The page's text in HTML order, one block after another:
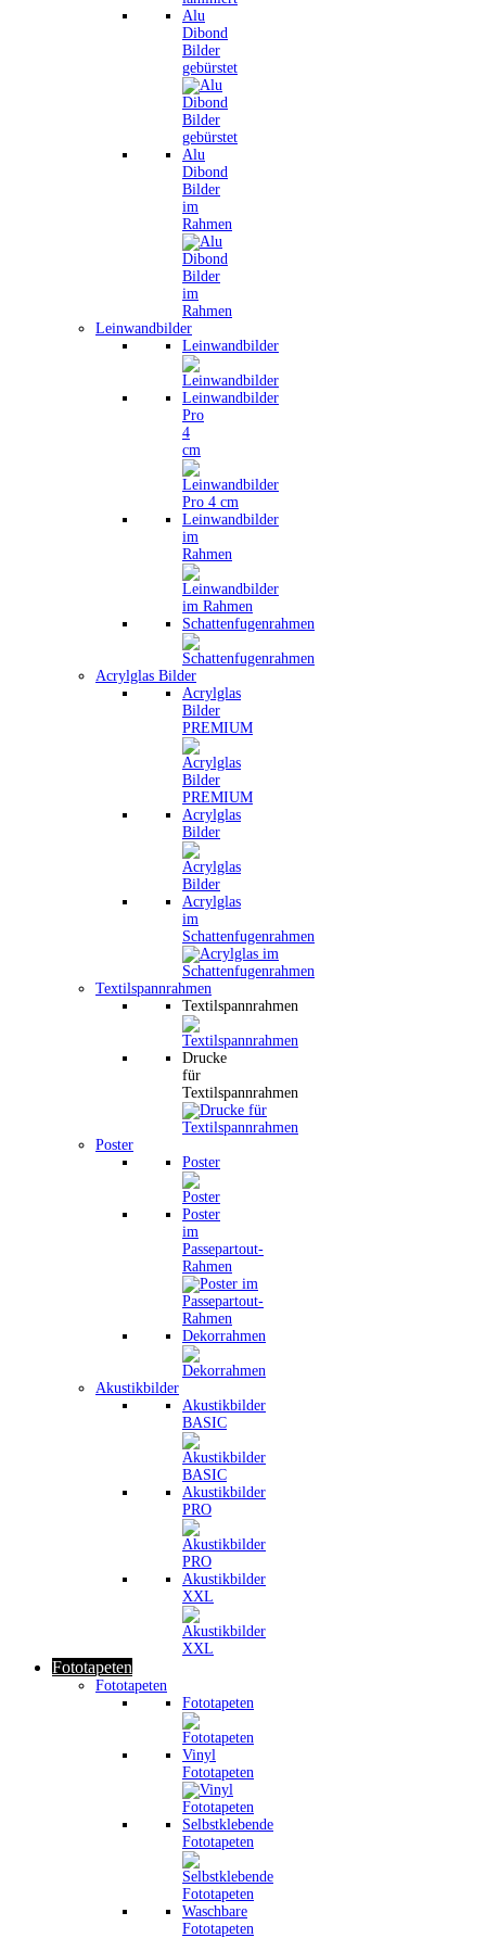
Alu
Dibond
Bilder
gebürstet
Alu
Dibond
Bilder
im
Rahmen
Leinwandbilder
Leinwandbilder
Leinwandbilder
Pro
4
cm
Leinwandbilder
im
Rahmen
Schattenfugenrahmen
Acrylglas Bilder
Acrylglas
Bilder
PREMIUM
Acrylglas
Bilder
Acrylglas
im
Schattenfugenrahmen
Textilspannrahmen
Textilspannrahmen
Drucke
für
Textilspannrahmen
Poster
Poster
Poster
im
Passepartout-
Rahmen
Dekorrahmen
Akustikbilder
Akustikbilder
BASIC
Akustikbilder
PRO
Akustikbilder
XXL
Fototapeten
Fototapeten
Fototapeten
Vinyl
Fototapeten
Selbstklebende
Fototapeten
Waschbare
Fototapeten